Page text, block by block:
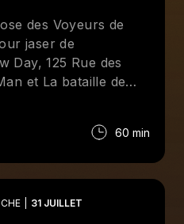
des Voyeurs de
jaser de
Day, 125 Rue des
et La bataille de
60 min
31 JUILLET